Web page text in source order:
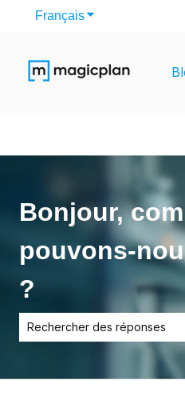
FrançaisAfficher le sous-
Bonjour,
pouvons-
?
Il n'y a aucune suggestion